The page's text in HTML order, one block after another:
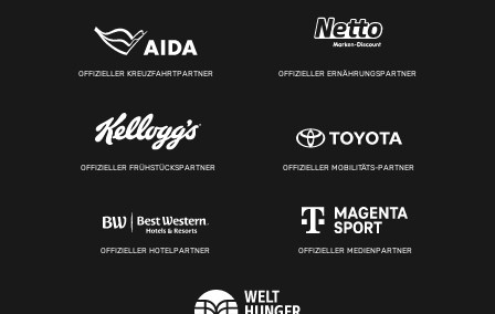
OFFIZIELLER KREUZFAHRTPARTNER OFFIZIELLER ERNÄHRUNGSPARTNER
OFFIZIELLER FRÜHSTÜCKSPARTNER OFFIZIELLER MOBILITÄTS-PARTNER
OFFIZIELLER HOTELPARTNER OFFIZIELLER MEDIENPARTNER